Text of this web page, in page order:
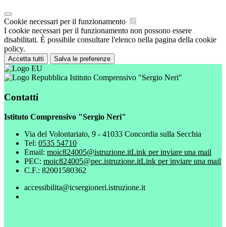
Cookie necessari per il funzionamento
I cookie necessari per il funzionamento non possono essere
disabilitati. È possibile consultare l'elenco nella pagina della cookie
policy.
Accetta tutti Salva le preferenze
Istituto Comprensivo "Sergio Neri"
Contatti
Istituto Comprensivo "Sergio Neri"
Via del Volontariato, 9 - 41033 Concordia sulla Secchia
Tel: 0535 54710
Email: moic824005@istruzione.itLink per inviare una mail
PEC: moic824005@pec.istruzione.itLink per inviare una mail
C.F.: 82001580362
accessibilita@icsergioneri.istruzione.it